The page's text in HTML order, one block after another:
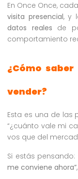
En Once Once,
visita presencial, y
datos reales de
comportamiento
¿Cómo
vender?
Esta es una de las
“¿cuánto vale mi
vos que del
Si estás pensando:
me conviene ahora”